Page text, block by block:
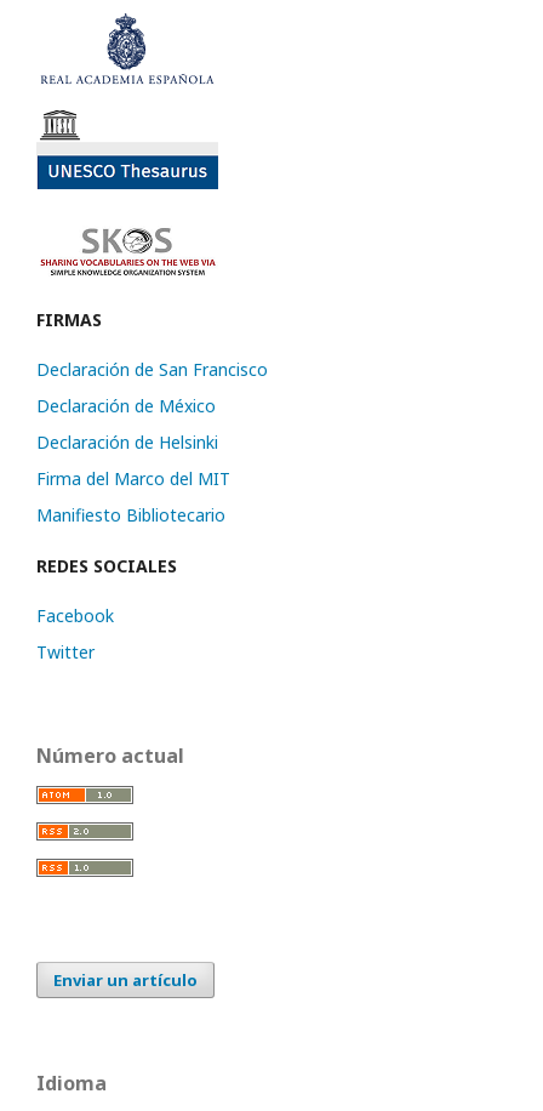
FIRMAS
Declaración de San Francisco
Declaración de México
Declaración de Helsinki
Firma del Marco del MIT
Manifiesto Bibliotecario
REDES SOCIALES
Facebook
Twitter
Número actual
Enviar un artículo
Idioma